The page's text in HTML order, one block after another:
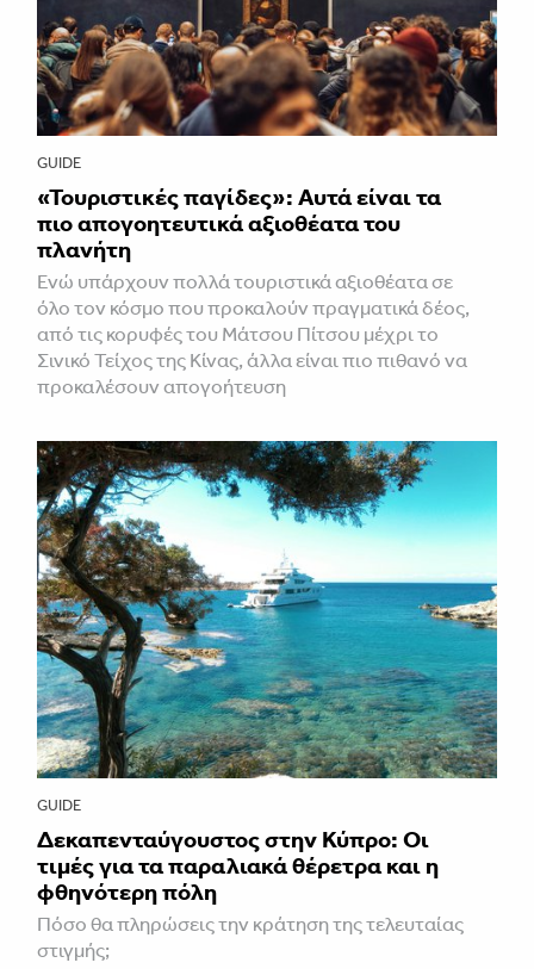
GUIDE
«Τουριστικές παγίδες»: Αυτά είναι τα
πιο απογοητευτικά αξιοθέατα του
πλανήτη
Ενώ υπάρχουν πολλά τουριστικά αξιοθέατα σε
όλο τον κόσμο που προκαλούν πραγματικά δέος,
από τις κορυφές του Μάτσου Πίτσου μέχρι το
Σινικό Τείχος της Κίνας, άλλα είναι πιο πιθανό να
προκαλέσουν απογοήτευση
GUIDE
Δεκαπενταύγουστος στην Κύπρο: Οι
τιμές για τα παραλιακά θέρετρα και η
φθηνότερη πόλη
Πόσο θα πληρώσεις την κράτηση της τελευταίας
στιγμής;